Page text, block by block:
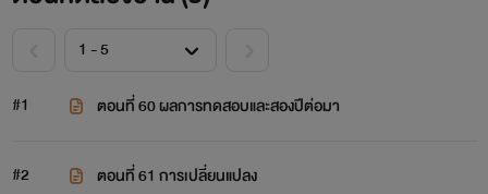
#1 ตอนที่ 60 ผลการทดสอบและสองปีต่อมา
#2 ตอนที่ 61 การเปลี่ยนแปลง